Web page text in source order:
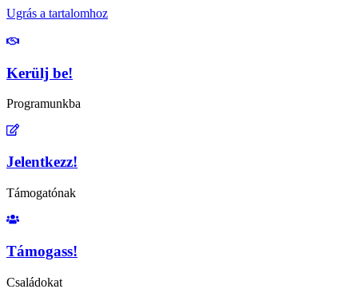
Ugrás a tartalomhoz
Kerülj be!
Programunkba
Jelentkezz!
Támogatónak
Támogass!
Családokat